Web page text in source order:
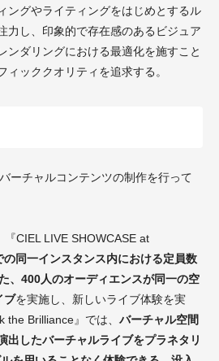
ングやライティングをはじめとするル
力し、印象的で存在感のあるビジュア
ンダリングにおける最適化を施すこと
ィッククオリティを追求する。
ーチャルコンテンツの制作を行って
『CIEL LIVE SHOWCASE at
同一インスタンス内における定員数
、400人のオーディエンスが同一の空
ブを実施し、新しいライブ体験を実
the Brilliance』では、 バーチャル空間
出したバーチャルライブをプラネタリ